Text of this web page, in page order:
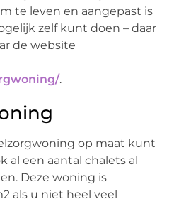
te leven en aangepast is
zelf kunt doen – daar
de website
.
op maat kunt
al een aantal chalets al
Deze woning is
als u niet heel veel